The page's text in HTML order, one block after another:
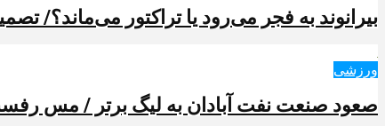
بیرانوند به فجر می‌رود یا تراکتور می‌ماند؟/
ورزشی
صعود صنعت نفت آبادان به لیگ برتر / مس